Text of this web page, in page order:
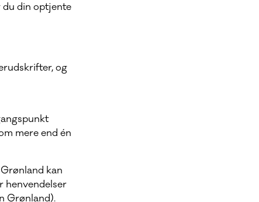
du din optjente
og
mere end én
kan
henvendelser
Grønland).